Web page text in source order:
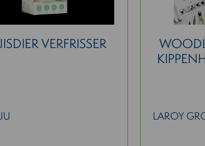
VERFRISSER
LAROY